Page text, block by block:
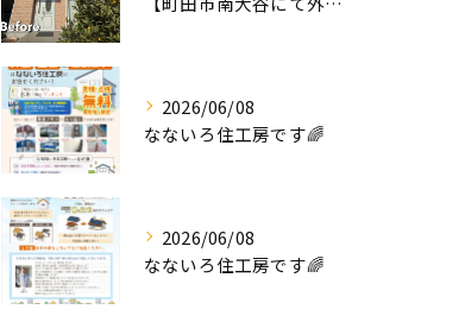
2026/06/08
なないろ住工房です🌈
2026/06/08
なないろ住工房です🌈